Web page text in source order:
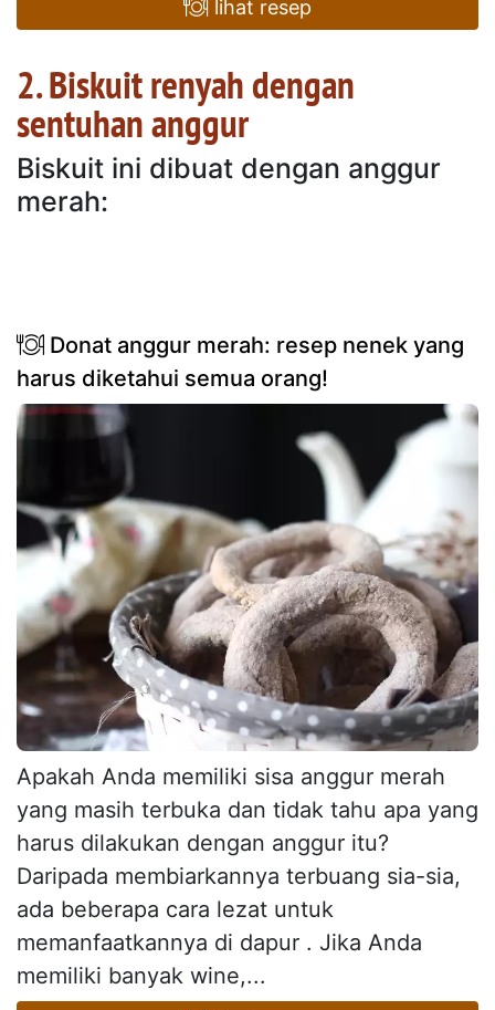
lihat resep
2. Biskuit renyah dengan
sentuhan anggur
Biskuit ini dibuat dengan anggur
merah:
Donat anggur merah: resep nenek yang
harus diketahui semua orang!
Apakah Anda memiliki sisa anggur merah
yang masih terbuka dan tidak tahu apa yang
harus dilakukan dengan anggur itu?
Daripada membiarkannya terbuang sia-sia,
ada beberapa cara lezat untuk
memanfaatkannya di dapur . Jika Anda
memiliki banyak wine,...